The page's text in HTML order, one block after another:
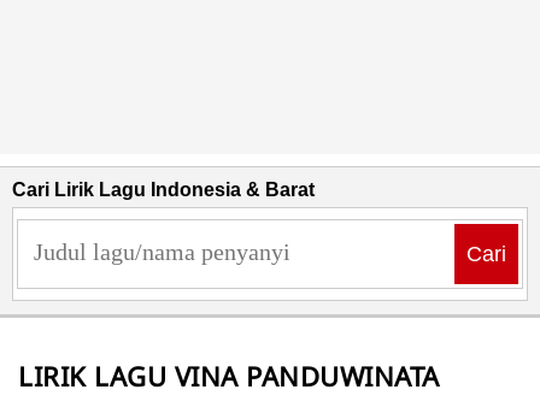
Cari Lirik Lagu Indonesia & Barat
Cari
LIRIK LAGU VINA PANDUWINATA